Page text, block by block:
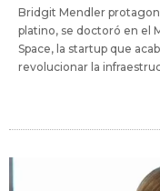
Bridgit Mendler
platino, se doctoró en el
Space, la startup que
revolucionar la